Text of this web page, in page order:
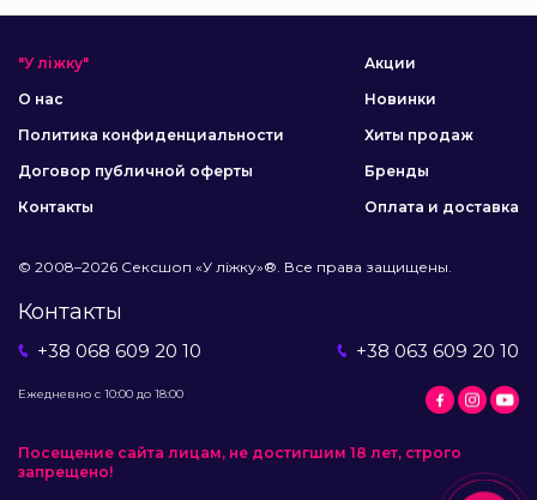
"У ліжку"
О нас
Политика конфиденциальности
Договор публичной оферты
Контакты
Акции
Новинки
Хиты продаж
Бренды
Оплата и доставка
© 2008–2026 Сексшоп «У ліжку»®. Все права защищены.
Контакты
+38 068 609 20 10 +38 063 609 20 10
Ежедневно с 10:00 до 18:00
Посещение сайта лицам, не достигшим 18 лет, строго
запрещено!